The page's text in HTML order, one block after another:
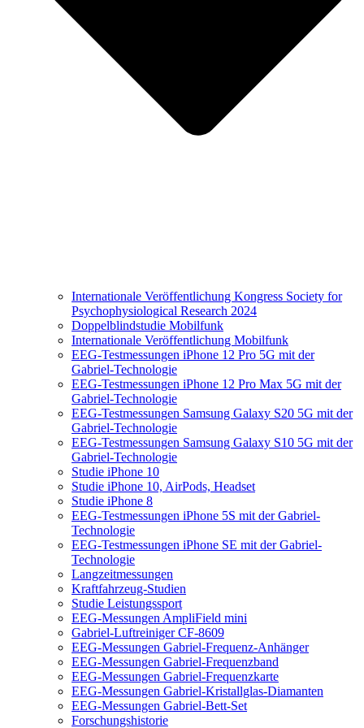
Internationale Veröffentlichung Kongress Society for
Psychophysiological Research 2024
Doppelblindstudie Mobilfunk
Internationale Veröffentlichung Mobilfunk
EEG-Testmessungen iPhone 12 Pro 5G mit der
Gabriel-Technologie
EEG-Testmessungen iPhone 12 Pro Max 5G mit der
Gabriel-Technologie
EEG-Testmessungen Samsung Galaxy S20 5G mit der
Gabriel-Technologie
EEG-Testmessungen Samsung Galaxy S10 5G mit der
Gabriel-Technologie
Studie iPhone 10
Studie iPhone 10, AirPods, Headset
Studie iPhone 8
EEG-Testmessungen iPhone 5S mit der Gabriel-
Technologie
EEG-Testmessungen iPhone SE mit der Gabriel-
Technologie
Langzeitmessungen
Kraftfahrzeug-Studien
Studie Leistungssport
EEG-Messungen AmpliField mini
Gabriel-Luftreiniger CF-8609
EEG-Messungen Gabriel-Frequenz-Anhänger
EEG-Messungen Gabriel-Frequenzband
EEG-Messungen Gabriel-Frequenzkarte
EEG-Messungen Gabriel-Kristallglas-Diamanten
EEG-Messungen Gabriel-Bett-Set
Forschungshistorie